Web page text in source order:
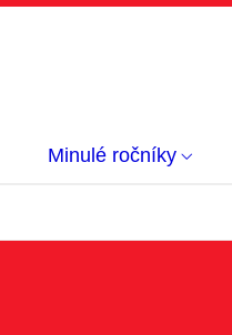
Minulé ročníky